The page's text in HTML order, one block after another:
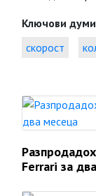
Ключови думи
скорост
Ferrari за